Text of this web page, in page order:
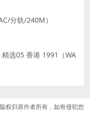
分轨/240M）
选05 香港 1991（WA
权归原作者所有，如有侵犯您